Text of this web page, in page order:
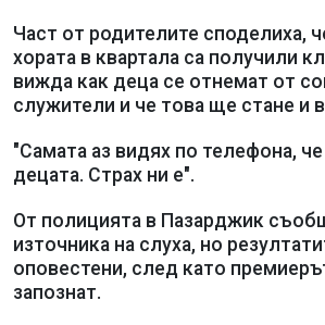
Част от родителите споделиха,
хората в квартала са получили
вижда как деца се отнемат от
служители и че това ще стане и
"Самата аз видях по телефона,
децата. Страх ни е".
От полицията в Пазарджик
източника на слуха, но
оповестени, след като
запознат.